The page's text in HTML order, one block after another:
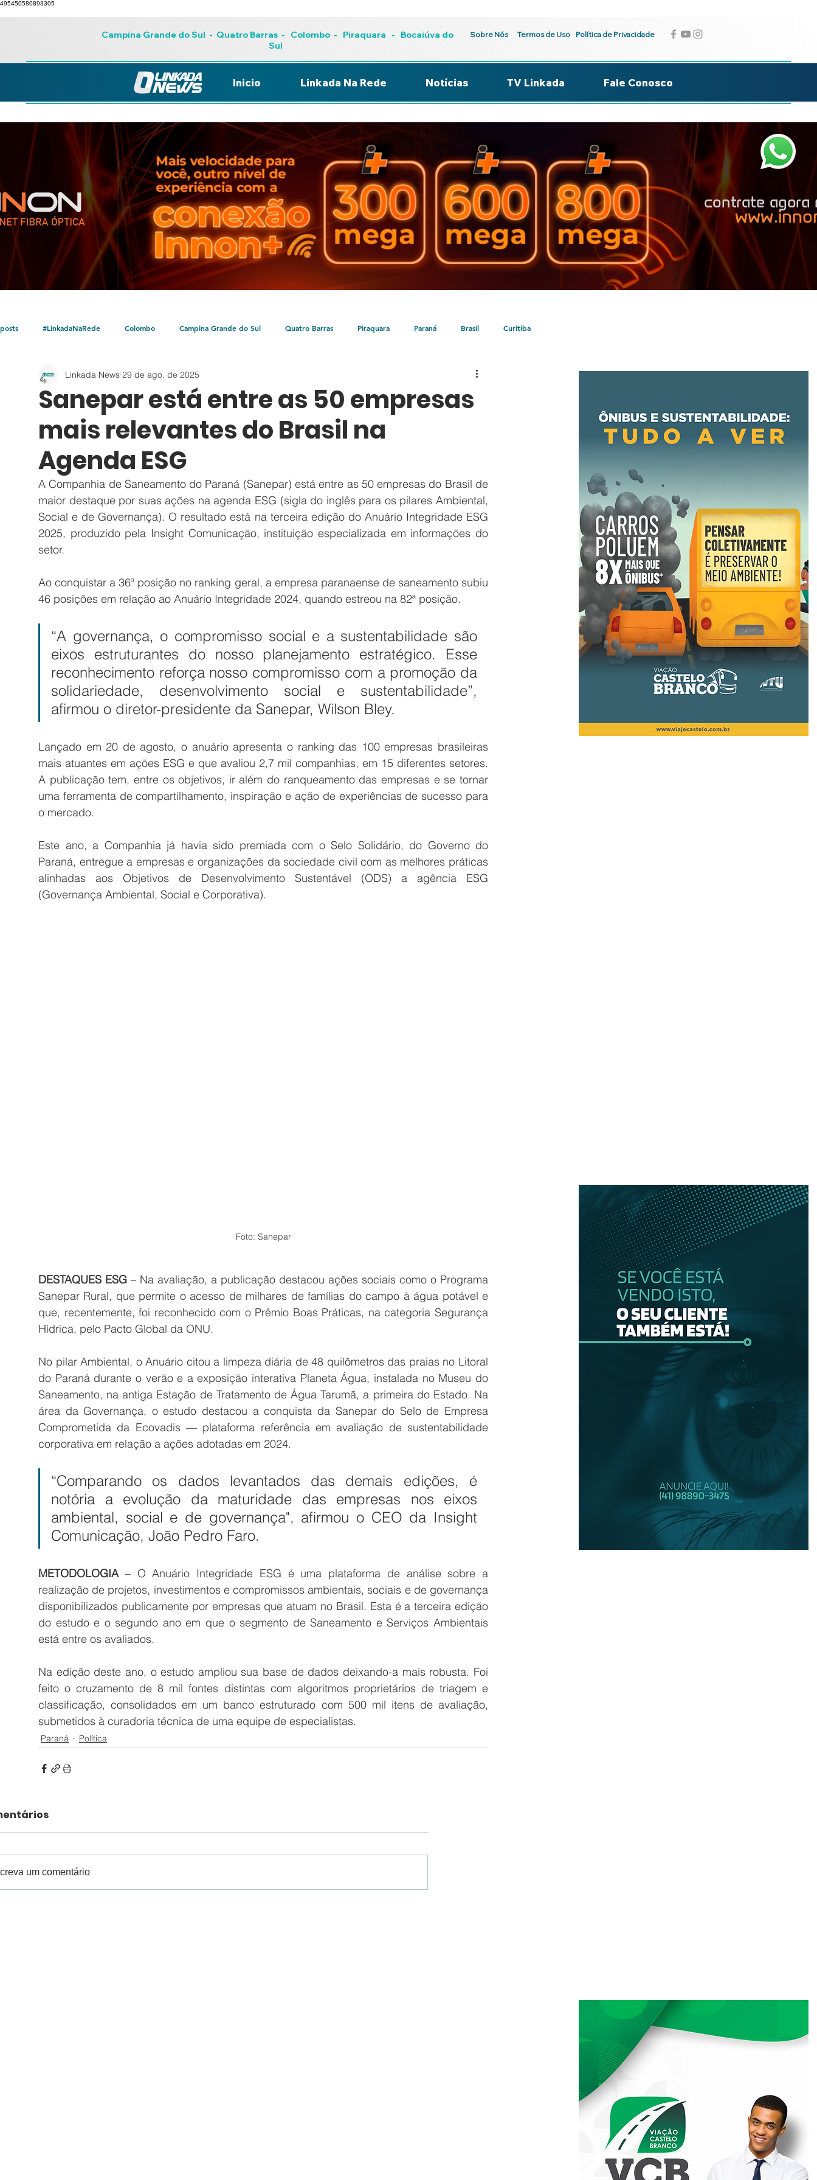
495450580893305
Campina Grande do Sul - Quatro Barras- Colombo- Piraquara - Bocaiúva do
Sul
Sobre Nós Termos de Uso Política de Privacidade
Inicio Linkada Na Rede Notícias TV Linkada Fale Conosco
#LinkadaNaRede Colombo Campina Grande do Sul Quatro Barras Piraquara Paraná Brasil Curitiba
Policial Bocaiúva do Sul Litoral
Sanepar está entre as 50 empresas
mais relevantes do Brasil na
Agenda ESG
Linkada News 29 de ago. de 2025
A Companhia de Saneamento do Paraná (Sanepar) está entre as 50 empresas do Brasil de
maior destaque por suas ações na agenda ESG (sigla do inglês para os pilares Ambiental,
Social e de Governança). O resultado está na terceira edição do Anuário Integridade ESG
2025, produzido pela Insight Comunicação, instituição especializada em informações do
setor.
Ao conquistar a 36ª posição no ranking geral, a empresa paranaense de saneamento subiu
46 posições em relação ao Anuário Integridade 2024, quando estreou na 82ª posição.
“A governança, o compromisso social e a sustentabilidade são
eixos estruturantes do nosso planejamento estratégico. Esse
reconhecimento reforça nosso compromisso com a promoção da
solidariedade, desenvolvimento social e sustentabilidade”,
afirmou o diretor-presidente da Sanepar, Wilson Bley.
Lançado em 20 de agosto, o anuário apresenta o ranking das 100 empresas brasileiras
mais atuantes em ações ESG e que avaliou 2,7 mil companhias, em 15 diferentes setores.
A publicação tem, entre os objetivos, ir além do ranqueamento das empresas e se tornar
uma ferramenta de compartilhamento, inspiração e ação de experiências de sucesso para
o mercado.
Este ano, a Companhia já havia sido premiada com o Selo Solidário, do Governo do
Paraná, entregue a empresas e organizações da sociedade civil com as melhores práticas
alinhadas aos Objetivos de Desenvolvimento Sustentável (ODS) a agência ESG
(Governança Ambiental, Social e Corporativa).
Foto: Sanepar
DESTAQUES ESG – Na avaliação, a publicação destacou ações sociais como o Programa
Sanepar Rural, que permite o acesso de milhares de famílias do campo à água potável e
que, recentemente, foi reconhecido com o Prêmio Boas Práticas, na categoria Segurança
Hídrica, pelo Pacto Global da ONU.
No pilar Ambiental, o Anuário citou a limpeza diária de 48 quilômetros das praias no Litoral
do Paraná durante o verão e a exposição interativa Planeta Água, instalada no Museu do
Saneamento, na antiga Estação de Tratamento de Água Tarumã, a primeira do Estado. Na
área da Governança, o estudo destacou a conquista da Sanepar do Selo de Empresa
Comprometida da Ecovadis — plataforma referência em avaliação de sustentabilidade
corporativa em relação a ações adotadas em 2024.
“Comparando os dados levantados das demais edições, é
notória a evolução da maturidade das empresas nos eixos
ambiental, social e de governança", afirmou o CEO da Insight
Comunicação, João Pedro Faro.
METODOLOGIA – O Anuário Integridade ESG é uma plataforma de análise sobre a
realização de projetos, investimentos e compromissos ambientais, sociais e de governança
disponibilizados publicamente por empresas que atuam no Brasil. Esta é a terceira edição
do estudo e o segundo ano em que o segmento de Saneamento e Serviços Ambientais
está entre os avaliados.
Na edição deste ano, o estudo ampliou sua base de dados deixando-a mais robusta. Foi
feito o cruzamento de 8 mil fontes distintas com algoritmos proprietários de triagem e
classificação, consolidados em um banco estruturado com 500 mil itens de avaliação,
submetidos à curadoria técnica de uma equipe de especialistas.
Paraná Política
um comentário